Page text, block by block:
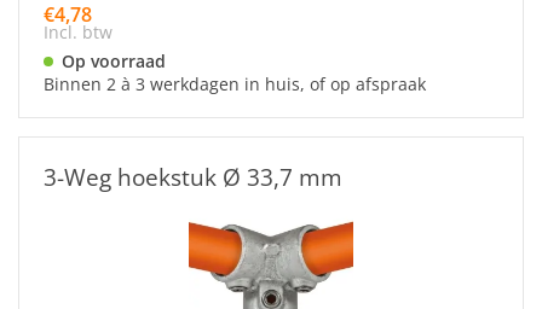
€4,78
Incl. btw
Op voorraad
Binnen 2 à 3 werkdagen in huis, of op afspraak
3-Weg hoekstuk Ø 33,7 mm